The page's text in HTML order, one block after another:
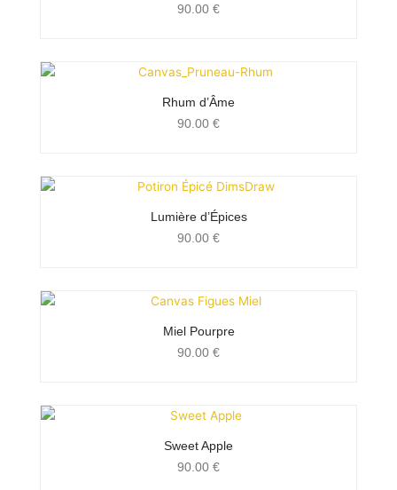
90.00 €
Rhum d’Âme
90.00 €
Lumière d’Épices
90.00 €
Miel Pourpre
90.00 €
Sweet Apple
90.00 €